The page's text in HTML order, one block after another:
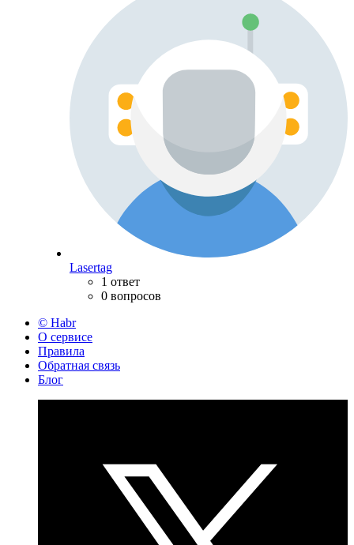
Lasertag
1 ответ
0 вопросов
© Habr
О сервисе
Правила
Обратная связь
Блог